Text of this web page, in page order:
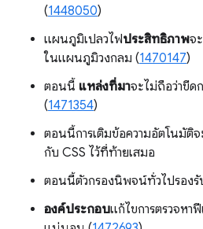
(1448050)
แผนภูมิเปลวไฟประสิทธิภาพจ
ในแผนภูมิวงกลม (1470147)
ตอนนี้ แหล่งที่มาจะไม่ถือว่าขีด
(1471354)
ตอนนี้การเติมข้อความอัตโนมัติจ
กับ CSS ไว้ที่ท้ายเสมอ
ตอนนี้ตัวกรองนิพจน์ทั่วไปรองรั
องค์ประกอบแก้ไขการตรวจหา